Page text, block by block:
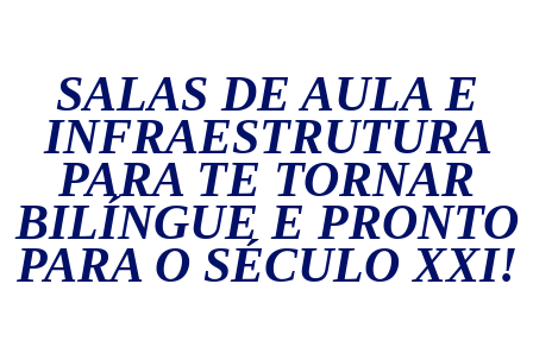
SALAS DE AULA E
INFRAESTRUTURA
PARA TE TORNAR
BILÍNGUE E PRONTO
PARA O SÉCULO XXI!